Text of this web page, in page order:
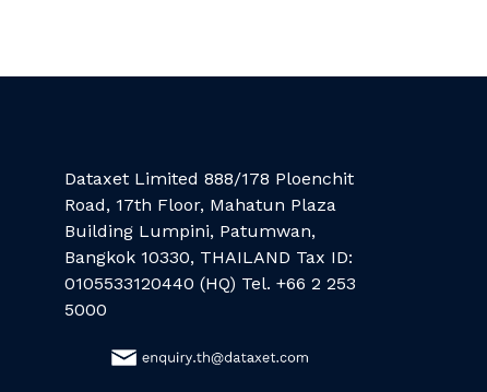
Dataxet Limited 888/178 Ploenchit
Road, 17th Floor, Mahatun Plaza
Building Lumpini, Patumwan,
Bangkok 10330, THAILAND Tax ID:
0105533120440 (HQ) Tel. +66 2 253
5000